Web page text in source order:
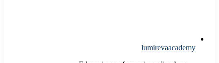
lumirevaacademy